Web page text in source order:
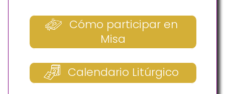
Cómo participar en
Misa
Calendario Litúrgico